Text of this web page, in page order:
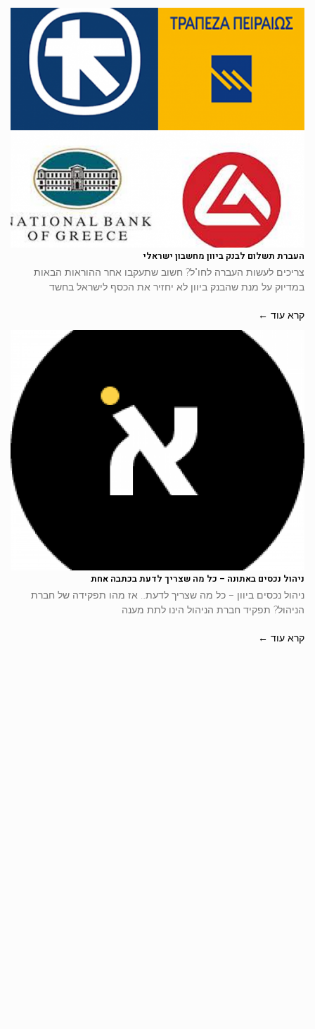
העברת תשלום לבנק ביוון מחשבון ישראלי
צריכים לעשות העברה לחו"ל? חשוב שתעקבו אחר ההוראות הבאות
במדיוק על מנת שהבנק ביוון לא יחזיר את הכסף לישראל בחשד
קרא עוד ←
ניהול נכסים באתונה – כל מה שצריך לדעת בכתבה אחת
ניהול נכסים ביוון – כל מה שצריך לדעת… אז מהו תפקידה של חברת
הניהול? תפקיד חברת הניהול הינו לתת מענה
קרא עוד ←